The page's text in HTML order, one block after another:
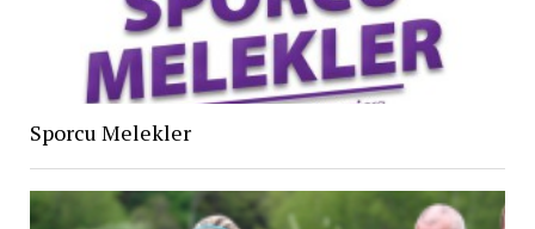
Sporcu Melekler